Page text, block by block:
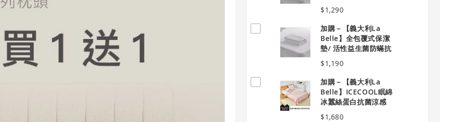
敏 雙人標準
$1,290
加購－【義大利La
Belle】全包覆式保潔
墊/ 活性益生菌防蟎抗
敏 單人加大
$1,190
加購－【義大利La
Belle】ICECOOL眠綿
冰蠶絲蛋白抗菌涼感
涼被-初嵐玫影
$1,680